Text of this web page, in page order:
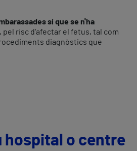
sí que se n'ha
, pel risc d'afectar el fetus, tal com
diagnòstics que
hospital o centre